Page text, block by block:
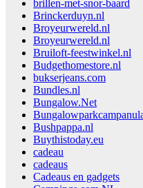
brillen-met-snor-baard
Brinckerduyn.nl
Broyeurwereld.nl
Broyeurwereld.nl
Bruiloft-feestwinkel.nl
Budgethomestore.nl
bukserjeans.com
Bundles.nl
Bungalow.Net
Bushpappa.nl
Buythistoday.eu
cadeau
cadeaus
Cadeaus en gadgets